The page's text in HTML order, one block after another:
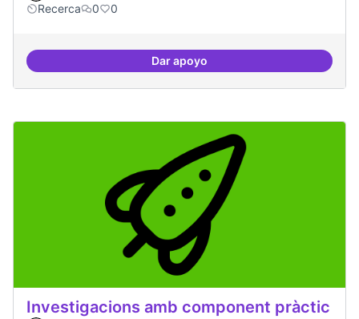
Recerca
0 0
Dar apoyo3-4 centres-lab internacionals
Investigacions amb component pràctic